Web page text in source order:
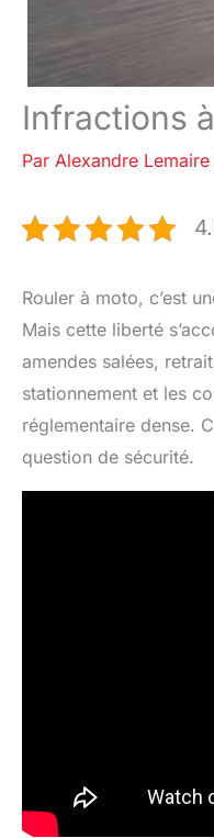
Infractions
Par Alexandre Lemaire
Rouler à moto, c’est
Mais cette liberté
amendes salées,
stationnement et les
réglementaire dense.
question de sécurité.